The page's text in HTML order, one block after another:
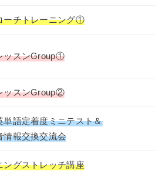
ーチトレーニング①
ッスンGroup①
ッスンGroup②
単語定着度ミニテスト＆
情報交換交流会
ングストレッチ講座